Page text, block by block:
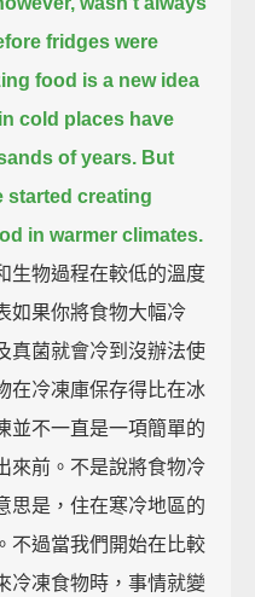
fridges were
food is a new idea
cold places have
of years. But
started creating
in warmer climates.
生物過程在較低的溫度
如果你將食物大幅冷
真菌就會冷到沒辦法使
在冷凍庫保存得比在冰
並不一直是一項簡單的
來前。不是說將食物冷
思是，住在寒冷地區的
不過當我們開始在比較
冷凍食物時，事情就變